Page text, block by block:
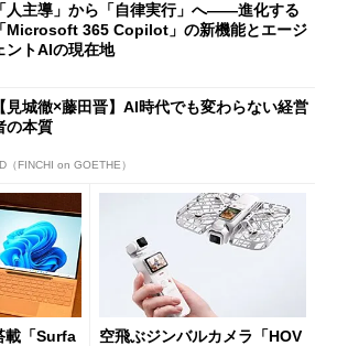
「人主導」から「自律実行」へ――進化する
「Microsoft 365 Copilot」の新機能とエージ
ントAIの現在地
【見城徹×藤田晋】AI時代でも変わらない経営
の本質
（FINCHI on GOETHE）
載「Surfa
空飛ぶジンバルカメラ「HOV